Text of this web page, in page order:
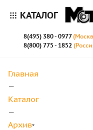
КАТАЛОГ
8(495) 380 - 0977
8(800) 775 - 1852
Главная
—
Каталог
—
Архив